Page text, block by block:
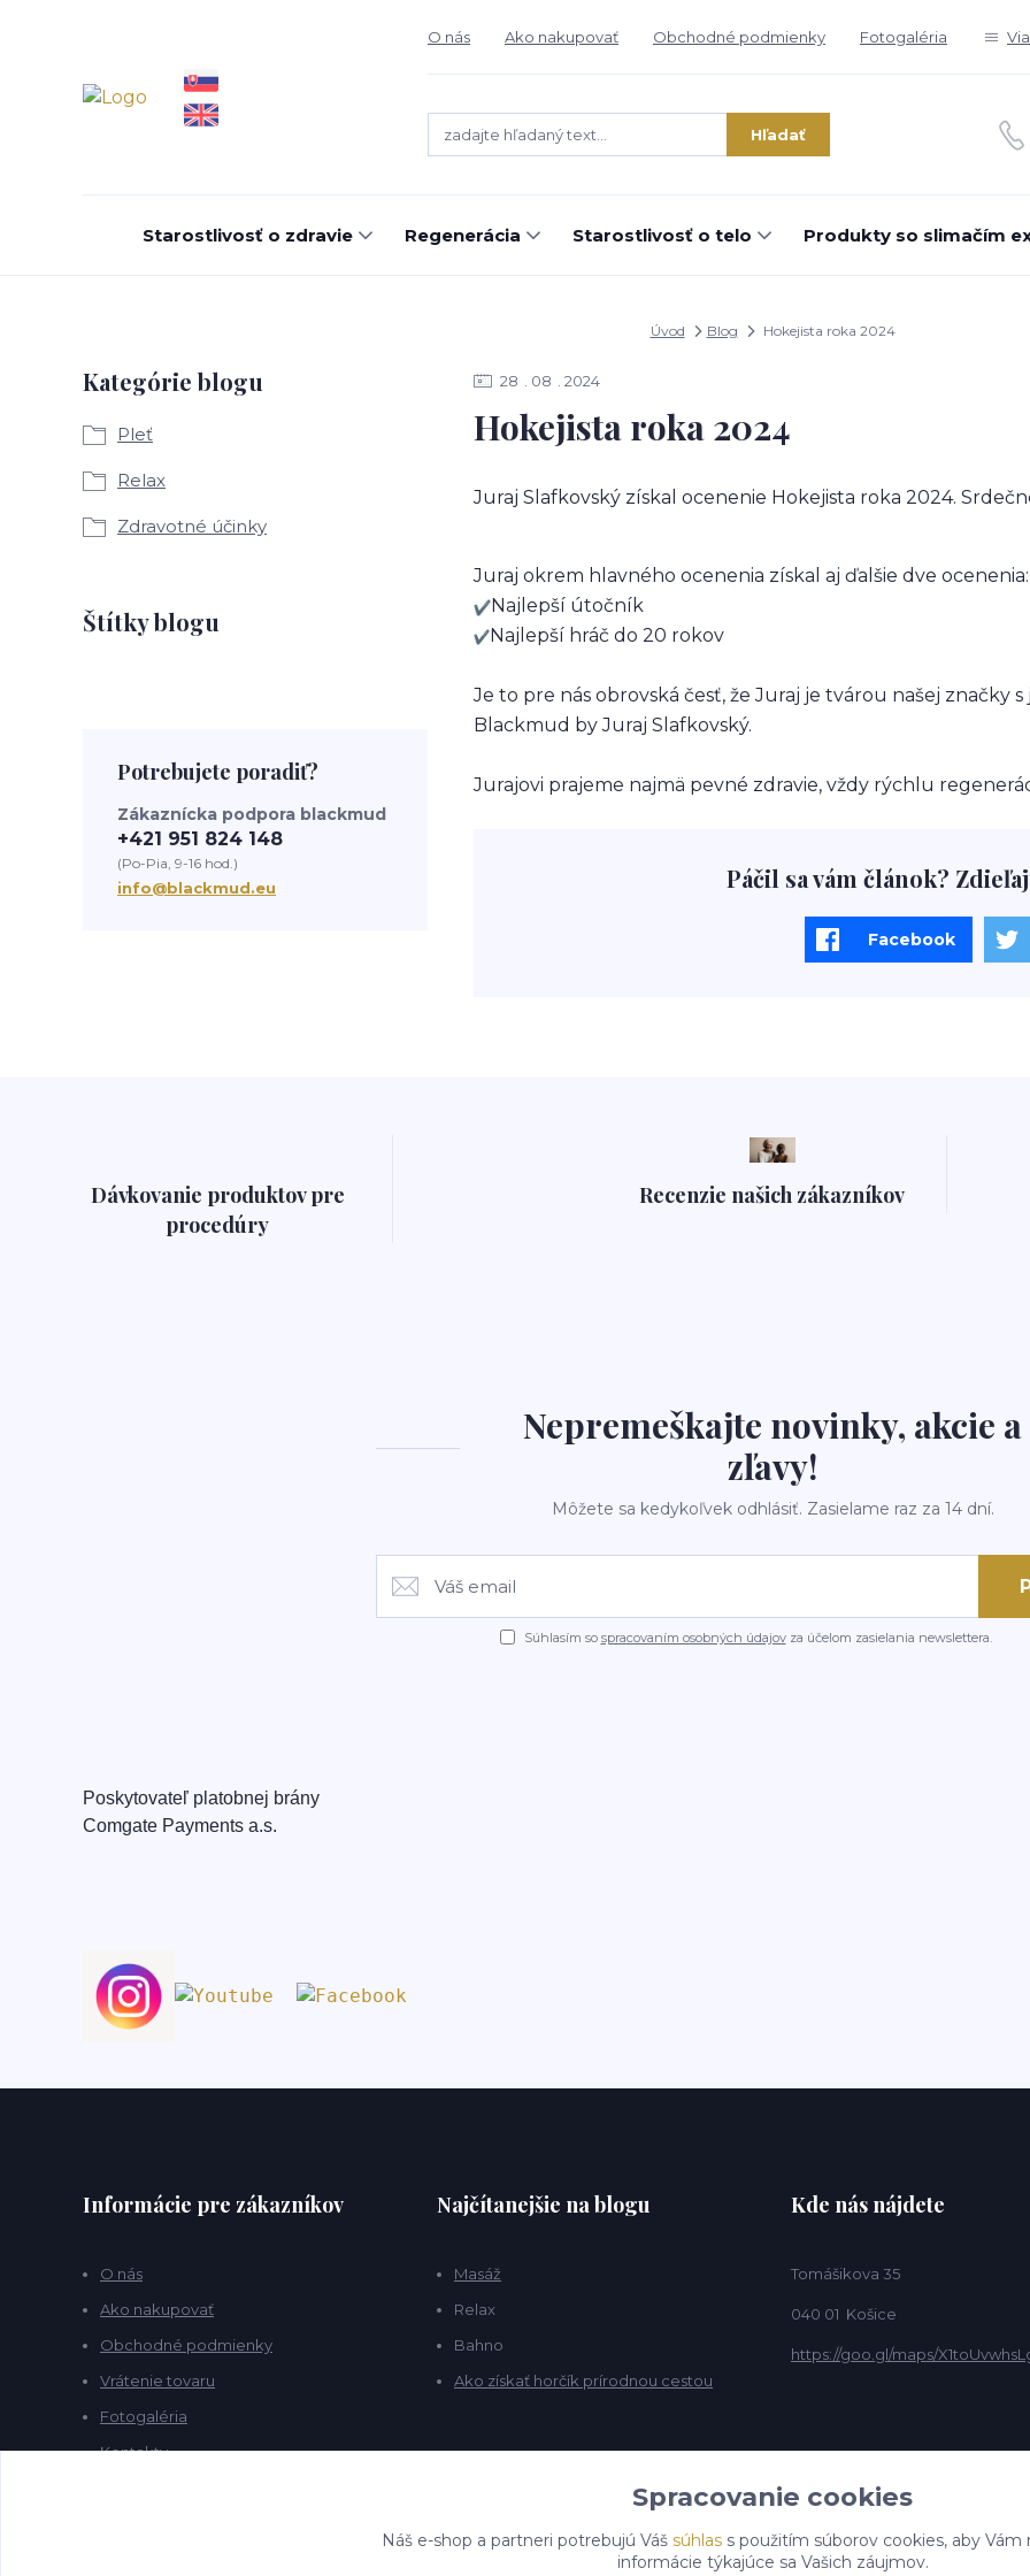
O nás Ako nakupovať Obchodné podmienky Fotogaléria
Hľadať
Starostlivosť o zdravie Regenerácia Starostlivosť o telo Produkty so slimačím
Úvod Blog Hokejista roka 2024
Kategórie blogu
Pleť
Relax
Zdravotné účinky
Štítky blogu
Potrebujete poradiť?
Zákaznícka podpora blackmud
+421 951 824 148
(Po-Pia, 9-16 hod.)
info@blackmud.eu
28 08 2024
Hokejista roka 2024
Juraj Slafkovský získal ocenenie Hokejista roka 2024.
Juraj okrem hlavného ocenenia získal aj ďalšie dve ocenenia:
Najlepší útočník
Najlepší hráč do 20 rokov
Je to pre nás obrovská česť, že Juraj je tvárou našej značky
Blackmud by Juraj Slafkovský.
Jurajovi prajeme najmä pevné zdravie, vždy rýchlu
Páčil sa vám článok?
Facebook
Dávkovanie produktov pre
procedúry
Recenzie našich zákazníkov
Nepremeškajte novinky, akcie a
zľavy!
Môžete sa kedykoľvek odhlásiť. Zasielame raz za 14 dní.
Súhlasím so spracovaním osobných údajovza účelom zasielania newslettera.
Poskytovateľ platobnej brány
Comgate Payments a.s.
Informácie pre zákazníkov
O nás
Ako nakupovať
Obchodné podmienky
Vrátenie tovaru
Fotogaléria
Kontakty
Najčítanejšie na blogu
Masáž
Relax
Bahno
Ako získať horčík prírodnou cestou
Kde nás nájdete
Tomášikova 35
040 01 Košice
https://goo.gl/maps/
Spracovanie cookies
Náš e-shop a partneri potrebujú Váš súhlass použitím súborov cookies, aby Vám
informácie týkajúce sa Vašich záujmov.